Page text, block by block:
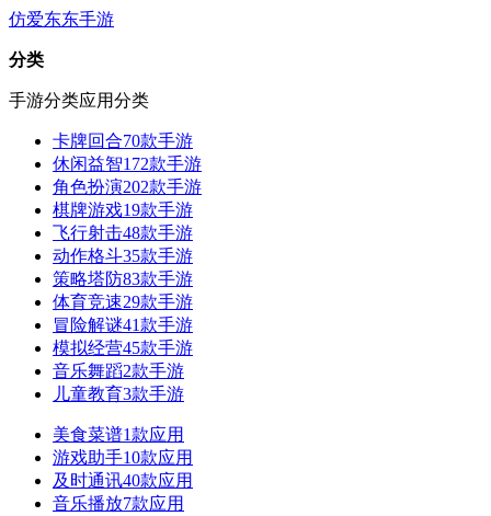
仿爱东东手游
分类
手游分类应用分类
卡牌回合70款手游
休闲益智172款手游
角色扮演202款手游
棋牌游戏19款手游
飞行射击48款手游
动作格斗35款手游
策略塔防83款手游
体育竞速29款手游
冒险解谜41款手游
模拟经营45款手游
音乐舞蹈2款手游
儿童教育3款手游
美食菜谱1款应用
游戏助手10款应用
及时通讯40款应用
音乐播放7款应用